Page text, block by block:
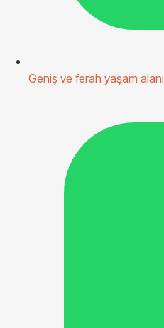
Geniş ve ferah yaşam alanı